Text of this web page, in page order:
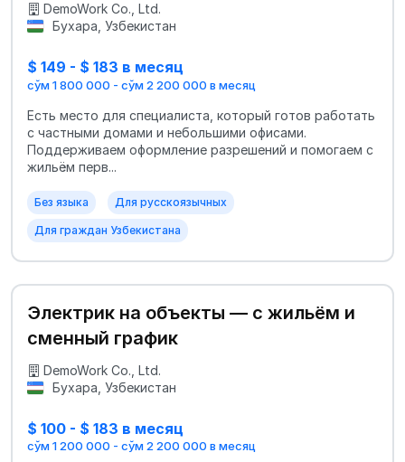
DemoWork Co., Ltd.
Бухара, Узбекистан
$ 149 - $ 183 в месяц
сўм 1 800 000 - сўм 2 200 000 в месяц
Есть место для специалиста, который готов работать
с частными домами и небольшими офисами.
Поддерживаем оформление разрешений и помогаем с
жильём перв...
Без языка Для русскоязычных
Для граждан Узбекистана
Электрик на объекты — с жильём и
сменный график
DemoWork Co., Ltd.
Бухара, Узбекистан
$ 100 - $ 183 в месяц
сўм 1 200 000 - сўм 2 200 000 в месяц